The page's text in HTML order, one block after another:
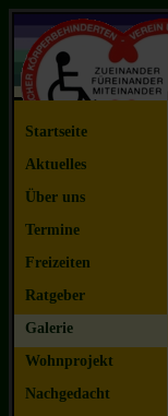
Startseite
Aktuelles
Über uns
Termine
Freizeiten
Ratgeber
Galerie
Wohnprojekt
Nachgedacht